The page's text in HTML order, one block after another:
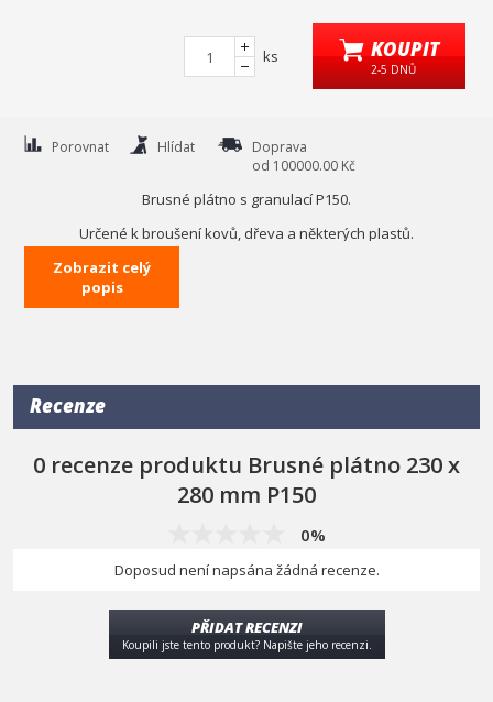
ks KOUPIT
2-5 DNŮ
Porovnat Hlídat
Doprava
od 100000.00 Kč
Brusné plátno s granulací P150.
Určené k broušení kovů, dřeva a některých plastů.
rozměry (mm) 280x230
Zobrazit celý
popis
Recenze
0 recenze produktu Brusné plátno 230 x
280 mm P150
0%
Doposud není napsána žádná recenze.
PŘIDAT RECENZI
Koupili jste tento produkt? Napište jeho recenzi.